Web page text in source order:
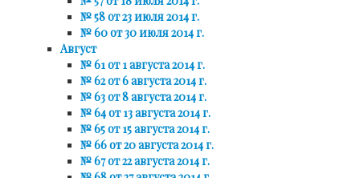
№ 58 от 23 июля 2014 г.
№ 60 от 30 июля 2014 г.
Август
№ 61 от 1 августа 2014 г.
№ 62 от 6 августа 2014 г.
№ 63 от 8 августа 2014 г.
№ 64 от 13 августа 2014 г.
№ 65 от 15 августа 2014 г.
№ 66 от 20 августа 2014 г.
№ 67 от 22 августа 2014 г.